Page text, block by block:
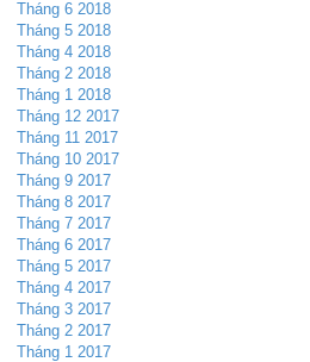
Tháng 6 2018
Tháng 5 2018
Tháng 4 2018
Tháng 2 2018
Tháng 1 2018
Tháng 12 2017
Tháng 11 2017
Tháng 10 2017
Tháng 9 2017
Tháng 8 2017
Tháng 7 2017
Tháng 6 2017
Tháng 5 2017
Tháng 4 2017
Tháng 3 2017
Tháng 2 2017
Tháng 1 2017